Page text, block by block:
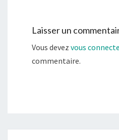
Laisser un
Vous devez vous
commentaire.